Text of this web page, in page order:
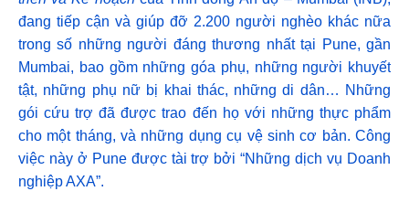
đang tiếp cận và giúp đỡ 2.200 người nghèo khác nữa
trong số những người đáng thương nhất tại Pune, gần
Mumbai, bao gồm những góa phụ, những người khuyết
tật, những phụ nữ bị khai thác, những di dân… Những
gói cứu trợ đã được trao đến họ với những thực phẩm
cho một tháng, và những dụng cụ vệ sinh cơ bản. Công
việc này ở Pune được tài trợ bởi “Những dịch vụ Doanh
nghiệp AXA”.